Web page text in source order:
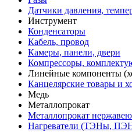
Датчики давления,
Инструмент
Конденсаторы
Кабель, провод
Камеры, панели, двери
Компрессоры,
Линейные компоненты
Канцелярские товары и
Медь
Металлопрокат
Металлопрокат
Нагреватели (ТЭНы,